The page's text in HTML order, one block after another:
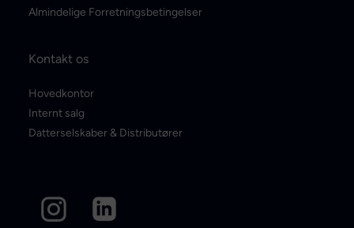
Almindelige Forretningsbetingelser
Kontakt os
Hovedkontor
Internt salg
Datterselskaber & Distributører